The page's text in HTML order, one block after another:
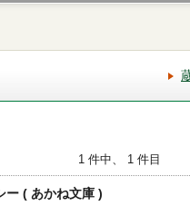
1 件中、 1 件目
ー ( あかね文庫 )